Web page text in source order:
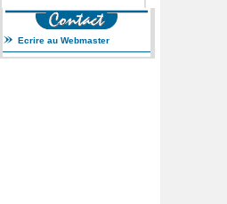
Ecrire au Webmaster